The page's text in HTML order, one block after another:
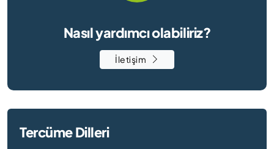
Nasıl yardımcı olabiliriz?
İletişim
Tercüme Dilleri